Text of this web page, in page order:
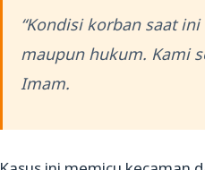
“Kondisi korban saat
maupun hukum. Kami
Imam.